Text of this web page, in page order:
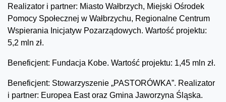
Realizator i partner: Miasto Wałbrzych, Miejski Ośrodek
Pomocy Społecznej w Wałbrzychu, Regionalne Centrum
Wspierania Inicjatyw Pozarządowych. Wartość projektu:
5,2 mln zł.
Beneficjent: Fundacja Kobe. Wartość projektu: 1,45 mln zł.
Beneficjent: Stowarzyszenie „PASTORÓWKA”. Realizator
i partner: Europea East oraz Gmina Jaworzyna Śląska.